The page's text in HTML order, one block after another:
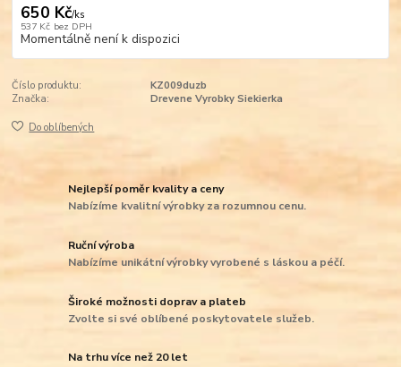
650 Kč/ks
537 Kč bez DPH
Momentálně není k dispozici
Číslo produktu:
KZ009duzb
Značka:
Drevene Vyrobky Siekierka
Do oblíbených
Nejlepší poměr kvality a ceny
Nabízíme kvalitní výrobky za rozumnou cenu.
Ruční výroba
Nabízíme unikátní výrobky vyrobené s láskou a péčí.
Široké možnosti doprav a plateb
Zvolte si své oblíbené poskytovatele služeb.
Na trhu více než 20 let